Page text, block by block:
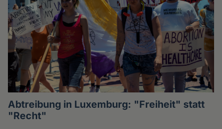
Abtreibung in Luxemburg: "Freiheit" statt
"Recht"